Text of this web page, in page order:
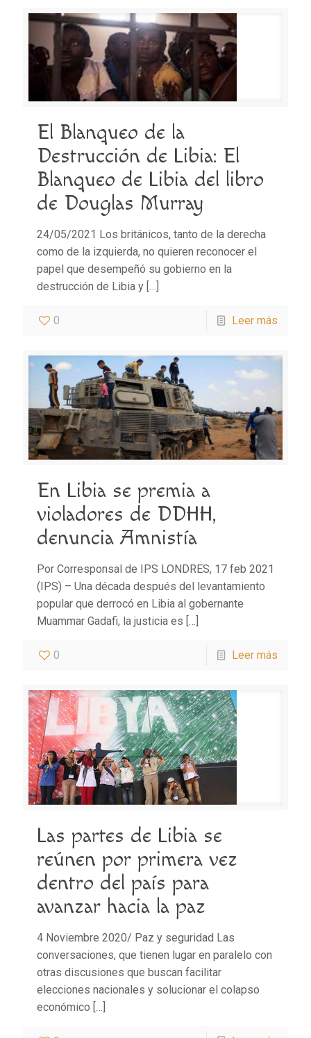
El Blanqueo de la
Destrucción de Libia: El
Blanqueo de Libia del libro
de Douglas Murray
24/05/2021 Los británicos, tanto de la derecha
como de la izquierda, no quieren reconocer el
papel que desempeñó su gobierno en la
destrucción de Libia y […]
0 Leer más
En Libia se premia a
violadores de DDHH,
denuncia Amnistía
Por Corresponsal de IPS LONDRES, 17 feb 2021
(IPS) – Una década después del levantamiento
popular que derrocó en Libia al gobernante
Muammar Gadafi, la justicia es […]
0 Leer más
Las partes de Libia se
reúnen por primera vez
dentro del país para
avanzar hacia la paz
4 Noviembre 2020/ Paz y seguridad Las
conversaciones, que tienen lugar en paralelo con
otras discusiones que buscan facilitar
elecciones nacionales y solucionar el colapso
económico […]